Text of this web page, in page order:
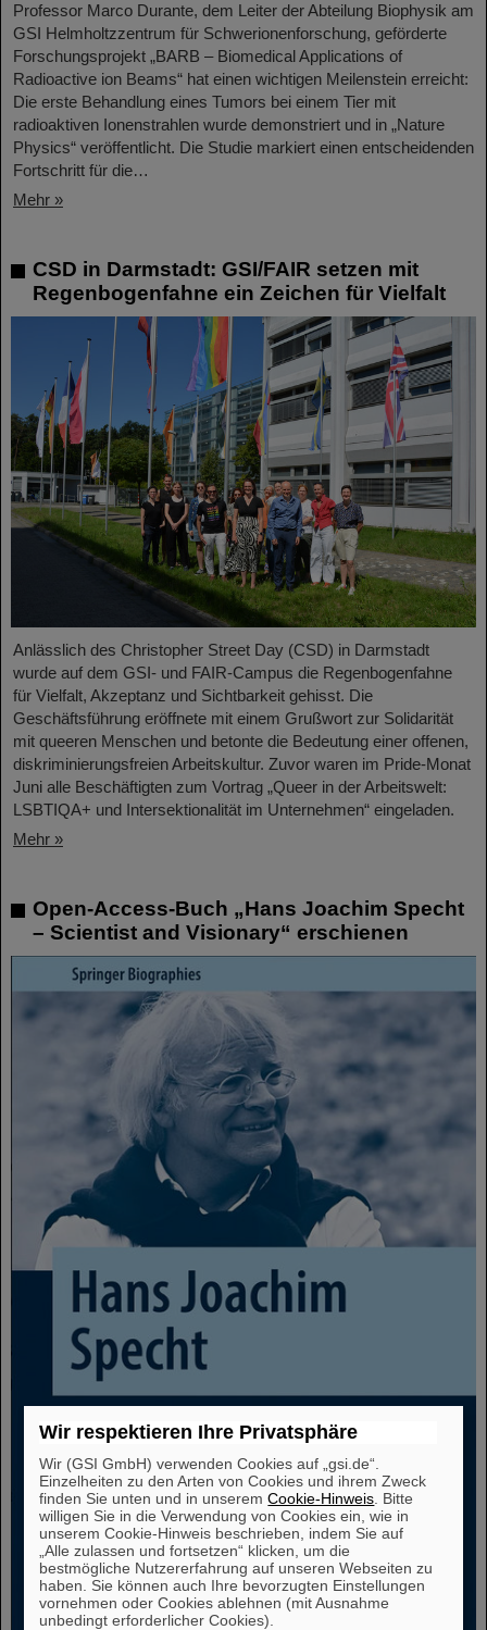
Professor Marco Durante, dem Leiter der Abteilung Biophysik am
GSI Helmholtzzentrum für Schwerionenforschung, geförderte
Forschungsprojekt „BARB – Biomedical Applications of
Radioactive ion Beams“ hat einen wichtigen Meilenstein erreicht:
Die erste Behandlung eines Tumors bei einem Tier mit
radioaktiven Ionenstrahlen wurde demonstriert und in „Nature
Physics“ veröffentlicht. Die Studie markiert einen entscheidenden
Fortschritt für die…
Mehr »
CSD in Darmstadt: GSI/FAIR setzen mit
Regenbogenfahne ein Zeichen für Vielfalt
Anlässlich des Christopher Street Day (CSD) in Darmstadt
wurde auf dem GSI- und FAIR-Campus die Regenbogenfahne
für Vielfalt, Akzeptanz und Sichtbarkeit gehisst. Die
Geschäftsführung eröffnete mit einem Grußwort zur Solidarität
mit queeren Menschen und betonte die Bedeutung einer offenen,
diskriminierungsfreien Arbeitskultur. Zuvor waren im Pride-Monat
Juni alle Beschäftigten zum Vortrag „Queer in der Arbeitswelt:
LSBTIQA+ und Intersektionalität im Unternehmen“ eingeladen.
Mehr »
Open-Access-Buch „Hans Joachim Specht
– Scientist and Visionary“ erschienen
Wir respektieren Ihre Privatsphäre
Wir (GSI GmbH) verwenden Cookies auf „gsi.de“.
Einzelheiten zu den Arten von Cookies und ihrem Zweck
finden Sie unten und in unseremCookie-Hinweis . Bitte
willigen Sie in die Verwendung von Cookies ein, wie in
unserem Cookie-Hinweis beschrieben, indem Sie auf
„Alle zulassen und fortsetzen“ klicken, um die
bestmögliche Nutzererfahrung auf unseren Webseiten zu
haben. Sie können auch Ihre bevorzugten Einstellungen
vornehmen oder Cookies ablehnen (mit Ausnahme
unbedingt erforderlicher Cookies).